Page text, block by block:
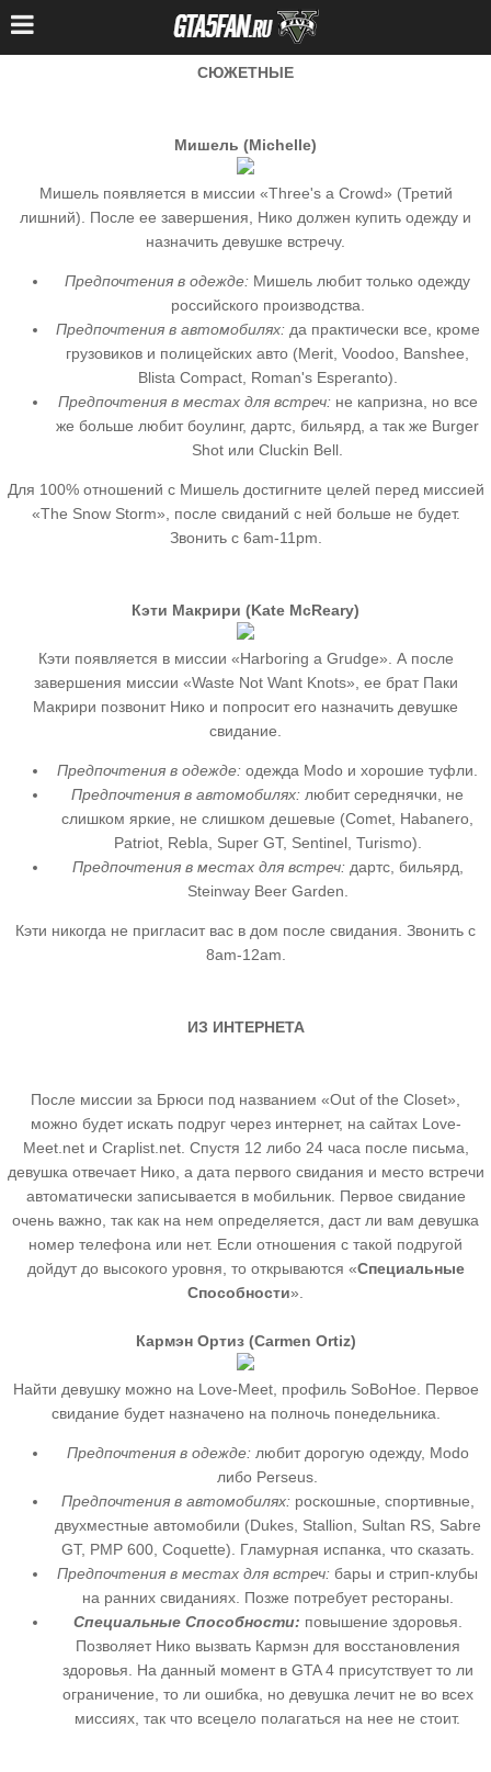
СЮЖЕТНЫЕ
Мишель (Michelle)
Мишель появляется в миссии «Three's a Crowd» (Третий
лишний). После ее завершения, Нико должен купить одежду и
назначить девушке встречу.
Предпочтения в одежде: Мишель любит только одежду
российского производства.
Предпочтения в автомобилях:да практически все, кроме
грузовиков и полицейских авто (Merit, Voodoo, Banshee,
Blista Compact, Roman's Esperanto).
Предпочтения в местах для встреч:не капризна, но все
же больше любит боулинг, дартс, бильярд, а так же Burger
Shot или Cluckin Bell.
Для 100% отношений с Мишель достигните целей перед миссией
«The Snow Storm», после свиданий с ней больше не будет.
Звонить с 6am-11pm.
Кэти Макрири (Kate McReary)
Кэти появляется в миссии «Harboring a Grudge». А после
завершения миссии «Waste Not Want Knots», ее брат Паки
Макрири позвонит Нико и попросит его назначить девушке
свидание.
Предпочтения в одежде: одежда Modo и хорошие туфли.
Предпочтения в автомобилях: любит середнячки, не
слишком яркие, не слишком дешевые (Comet, Habanero,
Patriot, Rebla, Super GT, Sentinel, Turismo).
Предпочтения в местах для встреч:дартс, бильярд,
Steinway Beer Garden.
Кэти никогда не пригласит вас в дом после свидания. Звонить с
8am-12am.
ИЗ ИНТЕРНЕТА
После миссии за Брюси под названием «Out of the Closet»,
можно будет искать подруг через интернет, на сайтах Love-
Meet.net и Craplist.net. Спустя 12 либо 24 часа после письма,
девушка отвечает Нико, а дата первого свидания и место встречи
автоматически записывается в мобильник. Первое свидание
очень важно, так как на нем определяется, даст ли вам девушка
номер телефона или нет. Если отношения с такой подругой
дойдут до высокого уровня, то открываются «Специальные
Способности».
Кармэн Ортиз (Carmen Ortiz)
Найти девушку можно на Love-Meet, профиль SoBoHoe. Первое
свидание будет назначено на полночь понедельника.
Предпочтения в одежде:любит дорогую одежду, Modo
либо Perseus.
Предпочтения в автомобилях:роскошные, спортивные,
двухместные автомобили (Dukes, Stallion, Sultan RS, Sabre
GT, PMP 600, Coquette). Гламурная испанка, что сказать.
Предпочтения в местах для встреч: бары и стрип-клубы
на ранних свиданиях. Позже потребует рестораны.
Специальные Способности: повышение здоровья.
Позволяет Нико вызвать Кармэн для восстановления
здоровья. На данный момент в GTA 4 присутствует то ли
ограничение, то ли ошибка, но девушка лечит не во всех
миссиях, так что всецело полагаться на нее не стоит.